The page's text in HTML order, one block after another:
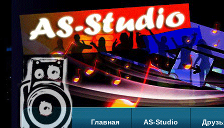
Главная AS-Studio